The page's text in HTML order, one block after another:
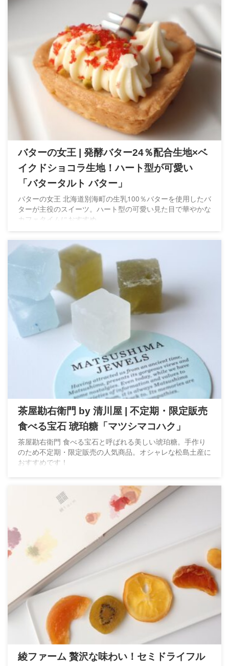
バターの女王 | 発酵バター24％配合生地×ベ
イクドショコラ生地！ハート型が可愛い
「バタータルト バター」
バターの女王 北海道別海町の生乳100％バターを使用したバ
ターが主役のスイーツ。ハート型の可愛い見た目で華やかな
カフェタイムにおすすめ。
茶屋勘右衛門 by 清川屋 | 不定期・限定販売
食べる宝石 琥珀糖「マツシマコハク」
茶屋勘右衛門 食べる宝石と呼ばれる美しい琥珀糖。手作り
のため不定期・限定販売の人気商品。オシャレな松島土産に
おすすめです！
綾ファーム 贅沢な味わい！セミドライフル